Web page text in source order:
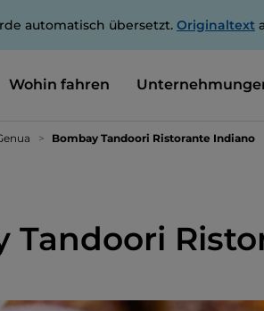
automatisch übersetzt. Originaltext
Wohin fahren
Bombay Tandoori Ristorante Indiano
Tandoori